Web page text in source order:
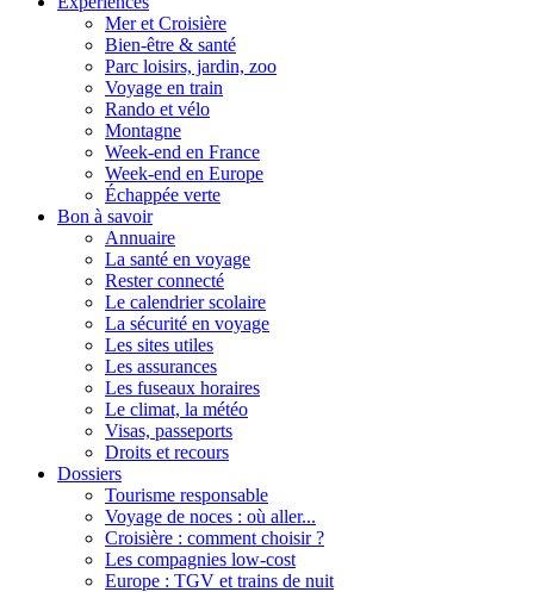
Mer et Croisière
Bien-être & santé
Parc loisirs, jardin, zoo
Voyage en train
Rando et vélo
Montagne
Week-end en France
Week-end en Europe
Échappée verte
Bon à savoir
Annuaire
La santé en voyage
Rester connecté
Le calendrier scolaire
La sécurité en voyage
Les sites utiles
Les assurances
Les fuseaux horaires
Le climat, la météo
Visas, passeports
Droits et recours
Dossiers
Tourisme responsable
Voyage de noces : où aller...
Croisière : comment choisir ?
Les compagnies low-cost
Europe : TGV et trains de nuit